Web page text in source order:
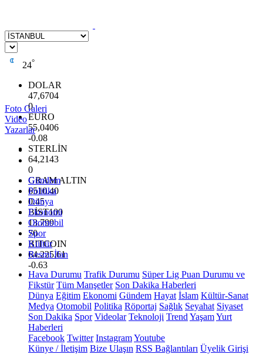
24°
DOLAR
47,6704
0
EURO
55,0406
-0.08
STERLİN
64,2143
0
GRAM ALTIN
6510.40
0.45
BİST100
13.799
70
BITCOIN
64.225,61
-0.63
Foto Galeri
Video
Yazarlar
Gündem
Politika
Dünya
Ekonomi
Otomobil
Spor
Kültür
Resmi İlan
Hava Durumu Trafik Durumu Süper Lig Puan Durumu ve
Fikstür Tüm Manşetler Son Dakika Haberleri
Dünya Eğitim Ekonomi Gündem Hayat İslam Kültür-Sanat
Medya Otomobil Politika Röportaj Sağlık Seyahat Siyaset
Son Dakika Spor Videolar Teknoloji Trend YaşamYurt
Haberleri
Facebook Twitter InstagramYoutube
Künye / İletişim Bize Ulaşın RSS Bağlantıları Üyelik Girişi